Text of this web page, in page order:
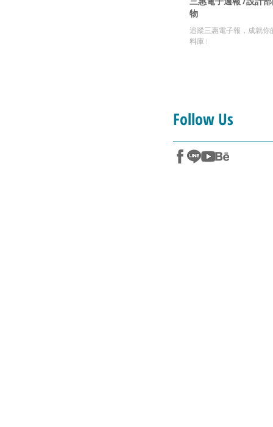
物
追蹤三惠電子報，成就你
料庫 !
Follow Us